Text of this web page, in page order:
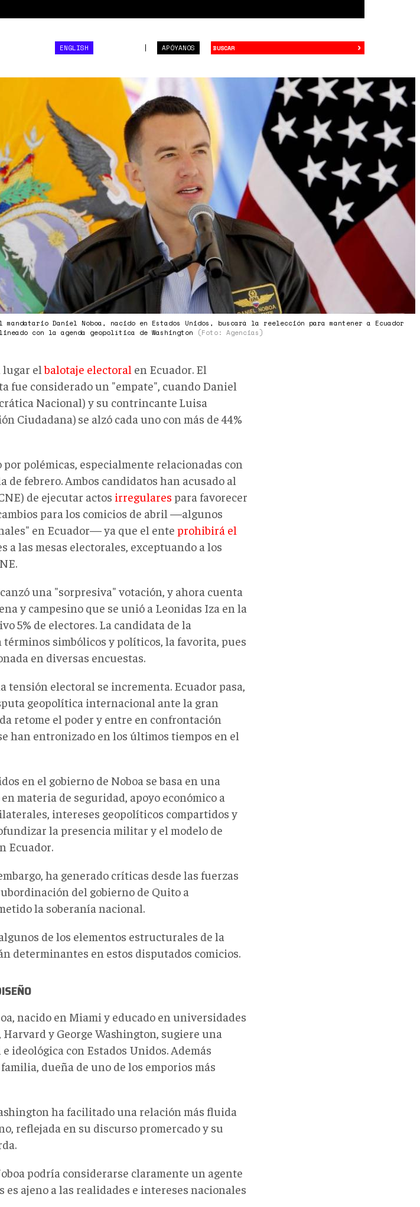
APÓYANOS
ENGLISH ›
mandatario Daniel Noboa, nacido en Estados Unidos, buscará la reelección para mantener a Ecuador
con la agenda geopolítica de Washington
(Foto: Agencias)
lugar elbalotaje electoral en Ecuador. El
fue considerado un "empate", cuando Daniel
Nacional) y su contrincante Luisa
Ciudadana) se alzó cada uno con más de 44%
por polémicas, especialmente relacionadas con
de febrero. Ambos candidatos han acusado al
de ejecutar actos irregulares para favorecer
para los comicios de abril —algunos
en Ecuador— ya que el ente prohibirá el
a las mesas electorales, exceptuando a los
una "sorpresiva" votación, y ahora cuenta
y campesino que se unió a Leonidas Iza en la
5% de electores. La candidata de la
términos simbólicos y políticos, la favorita, pues
en diversas encuestas.
tensión electoral se incrementa. Ecuador pasa,
geopolítica internacional ante la gran
retome el poder y entre en confrontación
han entronizado en los últimos tiempos en el
en el gobierno de Noboa se basa en una
materia de seguridad, apoyo económico a
intereses geopolíticos compartidos y
la presencia militar y el modelo de
Ecuador.
ha generado críticas desde las fuerzas
del gobierno de Quito a
la soberanía nacional.
de los elementos estructurales de la
determinantes en estos disputados comicios.
nacido en Miami y educado en universidades
y George Washington, sugiere una
con Estados Unidos. Además
dueña de uno de los emporios más
ha facilitado una relación más fluida
reflejada en su discurso promercado y su
podría considerarse claramente un agente
es ajeno a las realidades e intereses nacionales